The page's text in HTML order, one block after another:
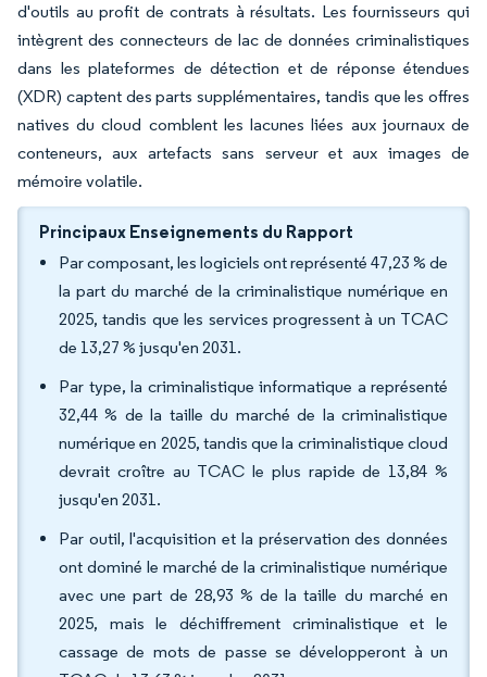
d'outils au profit de contrats à résultats. Les fournisseurs qui
intègrent des connecteurs de lac de données criminalistiques
dans les plateformes de détection et de réponse étendues
(XDR) captent des parts supplémentaires, tandis que les offres
natives du cloud comblent les lacunes liées aux journaux de
conteneurs, aux artefacts sans serveur et aux images de
mémoire volatile.
Principaux Enseignements du Rapport
Par composant, les logiciels ont représenté 47,23 % de
la part du marché de la criminalistique numérique en
2025, tandis que les services progressent à un TCAC
de 13,27 % jusqu'en 2031.
Par type, la criminalistique informatique a représenté
32,44 % de la taille du marché de la criminalistique
numérique en 2025, tandis que la criminalistique cloud
devrait croître au TCAC le plus rapide de 13,84 %
jusqu'en 2031.
Par outil, l'acquisition et la préservation des données
ont dominé le marché de la criminalistique numérique
avec une part de 28,93 % de la taille du marché en
2025, mais le déchiffrement criminalistique et le
cassage de mots de passe se développeront à un